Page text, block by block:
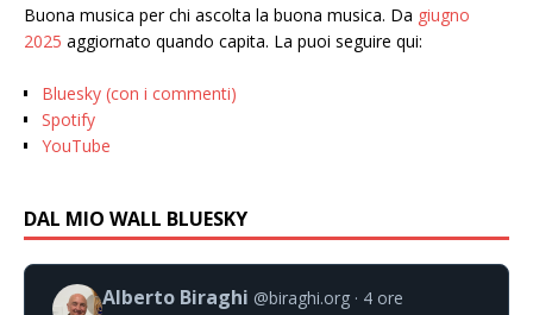
Buona musica per chi ascolta la buona musica. Da giugno
2025 aggiornato quando capita. La puoi seguire qui:
Bluesky (con i commenti)
Spotify
YouTube
DAL MIO WALL BLUESKY
Alberto Biraghi @biraghi.org 4 ore